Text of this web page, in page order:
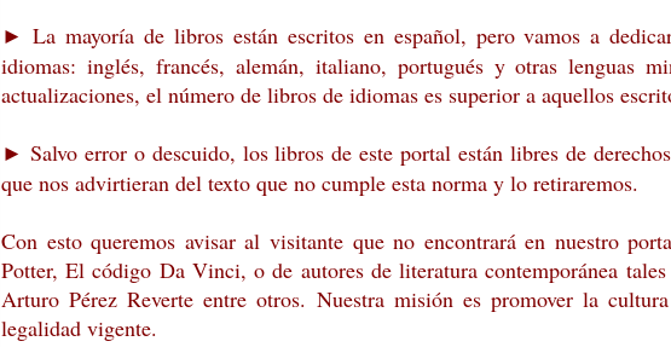
► La mayoría de libros están escritos en español, pero vamos a
idiomas: inglés, francés, alemán, italiano, portugués y otras lenguas
actualizaciones, el número de libros de idiomas es superior a aquellos
► Salvo error o descuido, los libros de este portal están libres de
que nos advirtieran del texto que no cumple esta norma y lo retiraremos.
Con esto queremos avisar al visitante que no encontrará en nuestro
Potter, El código Da Vinci, o de autores de literatura contemporánea
Arturo Pérez Reverte entre otros. Nuestra misión es promover la
legalidad vigente.